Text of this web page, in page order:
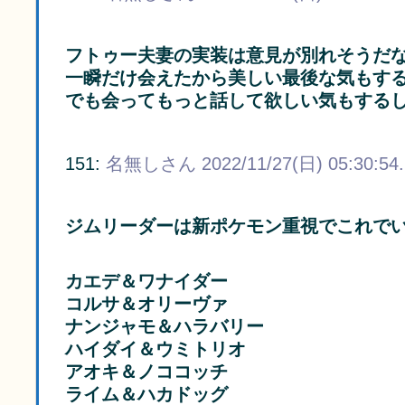
フトゥー夫妻の実装は意見が別れそうだ
一瞬だけ会えたから美しい最後な気もす
でも会ってもっと話して欲しい気もする
151: 名無しさん 2022/11/27(日)
ジムリーダーは新ポケモン重視でこれで
カエデ＆ワナイダー
コルサ＆オリーヴァ
ナンジャモ＆ハラバリー
ハイダイ＆ウミトリオ
アオキ＆ノココッチ
ライム＆ハカドッグ